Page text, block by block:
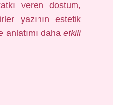
veren dostum,
yazının estetik
anlatımı dahaetkili